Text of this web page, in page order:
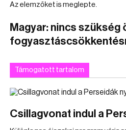
Az elemzőket is meglepte.
Magyar: nincs szükség
Támogatott tartalom
Csillagvonat indul a